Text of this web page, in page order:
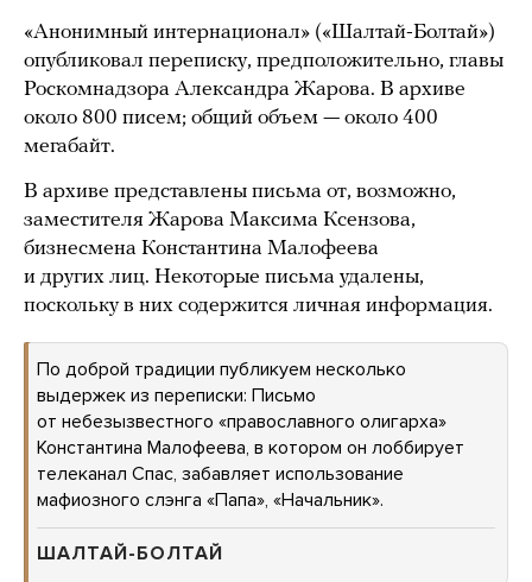
«Анонимный интернационал» («Шалтай-Болтай»)
опубликовал переписку, предположительно, главы
Роскомнадзора Александра Жарова. В архиве
около 800 писем; общий объем — около 400
мегабайт.
В архиве представлены письма от, возможно,
заместителя Жарова Максима Ксензова,
бизнесмена Константина Малофеева
и других лиц. Некоторые письма удалены,
поскольку в них содержится личная информация.
По доброй традиции публикуем несколько
выдержек из переписки: Письмо
от небезызвестного «православного олигарха»
Константина Малофеева, в котором он лоббирует
телеканал Спас, забавляет использование
мафиозного слэнга «Папа», «Начальник».
ШАЛТАЙ-БОЛТАЙ